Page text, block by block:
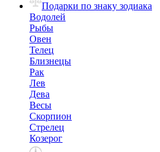
Подарки по знаку зодиака
Водолей
Рыбы
Овен
Телец
Близнецы
Рак
Лев
Дева
Весы
Скорпион
Стрелец
Козерог